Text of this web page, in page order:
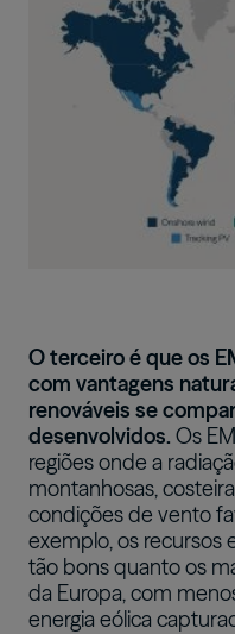
O terceiro é que os
com vantagens
renováveis se
desenvolvidos. Os
regiões onde a
montanhosas,
condições de vento
exemplo, os recursos
tão bons quanto os
da Europa, com
energia eólica